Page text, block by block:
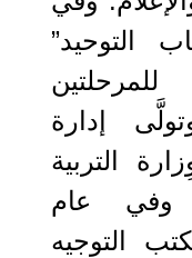
التوحيد”
إدارة
التربية
وفي عام
التوجيه